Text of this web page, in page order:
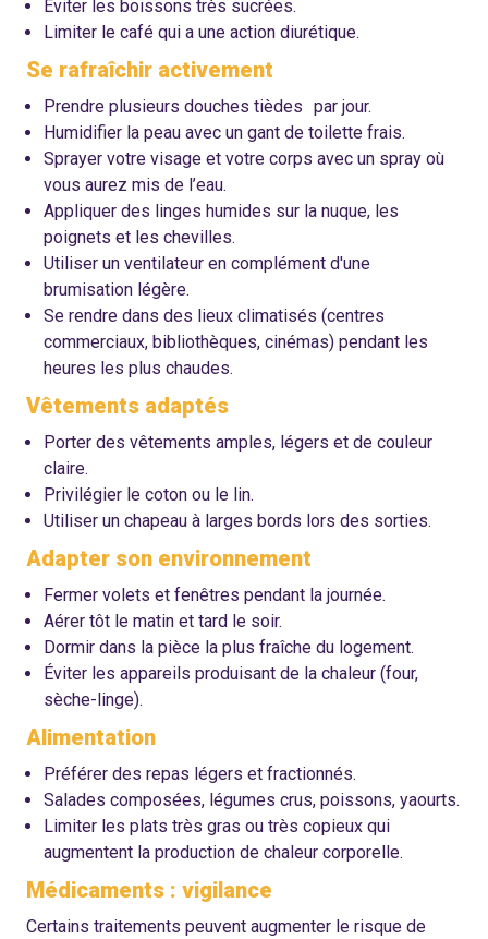
Éviter les boissons très sucrées.
Limiter le café qui a une action diurétique.
Se rafraîchir activement
Prendre plusieurs douches tièdes par jour.
Humidifier la peau avec un gant de toilette frais.
Sprayer votre visage et votre corps avec un spray où
vous aurez mis de l’eau.
Appliquer des linges humides sur la nuque, les
poignets et les chevilles.
Utiliser un ventilateur en complément d'une
brumisation légère.
Se rendre dans des lieux climatisés (centres
commerciaux, bibliothèques, cinémas) pendant les
heures les plus chaudes.
Vêtements adaptés
Porter des vêtements amples, légers et de couleur
claire.
Privilégier le coton ou le lin.
Utiliser un chapeau à larges bords lors des sorties.
Adapter son environnement
Fermer volets et fenêtres pendant la journée.
Aérer tôt le matin et tard le soir.
Dormir dans la pièce la plus fraîche du logement.
Éviter les appareils produisant de la chaleur (four,
sèche-linge).
Alimentation
Préférer des repas légers et fractionnés.
Salades composées, légumes crus, poissons, yaourts.
Limiter les plats très gras ou très copieux qui
augmentent la production de chaleur corporelle.
Médicaments : vigilance
Certains traitements peuvent augmenter le risque de